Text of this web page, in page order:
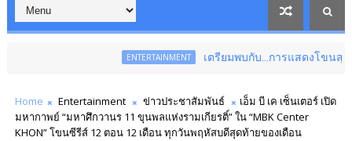
ENTERTAINMENT เตรียมพบกับ...การแสดงโขนสุดยิ่งใหญ่แห่
Home Entertainment ข่าวประชาสัมพันธ์
เอ็ม บี เค เซ็นเตอร์ เปิด
มหากาพย์ “มหาศึกวานร 11 ขุนพลแห่งรามเกียรติ์” ใน “MBK Center
KHON” โขนซีรีส์ 12 ตอน 12 เดือน ทุกวันพฤหัสบดีสุดท้ายของเดือน